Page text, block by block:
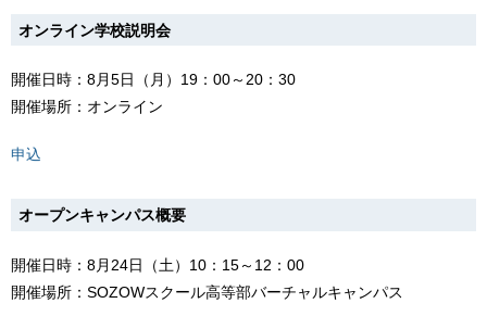
オンライン学校説明会
開催日時：8月5日（月）19：00～20：30
開催場所：オンライン
申込
オープンキャンパス概要
開催日時：8月24日（土）10：15～12：00
開催場所：SOZOWスクール高等部バーチャルキャンパス